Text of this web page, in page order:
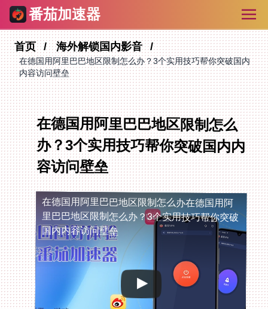
番茄加速器
首页 海外解锁国内影音
在德国用阿里巴巴地区限制怎么办？3个实用技巧帮你突破国内
内容访问壁垒
在德国用阿里巴巴地区限制怎么
办？3个实用技巧帮你突破国内内
容访问壁垒
在德国用阿里巴巴地区限制怎么办在德国用阿
里巴巴地区限制怎么办？3个实用技巧帮你突破
国内内容访问壁垒